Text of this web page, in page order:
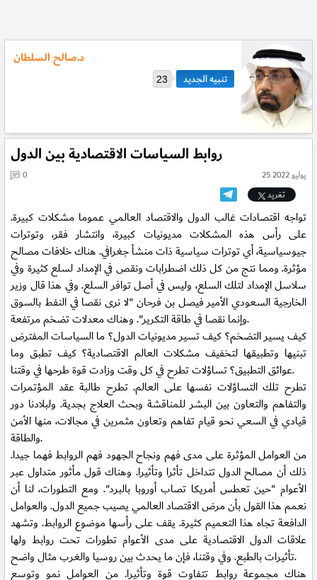
د.صالح السلطان
23
روابط السياسات الاقتصادية بين الدول
25 يوليو 2022
0
تغريد
تواجه اقتصادات غالب الدول والاقتصاد العالمي عموما مشكلات كبيرة.
على رأس هذه المشكلات مديونيات كبيرة، وانتشار فقر، وتوترات
جيوسياسية، أي توترات سياسية ذات منشأ جغرافي. هناك خلافات مصالح
مؤثرة. ومما نتج من كل ذلك اضطرابات ونقص في الإمداد لسلع كثيرة وفي
سلاسل الإمداد لتلك السلع، وليس في أصل توافر السلع. وفي هذا قال وزير
الخارجية السعودي الأمير فيصل بن فرحان "لا نرى نقصا في النفط بالسوق
وإنما نقصا في طاقة التكرير". وهناك معدلات تضخم مرتفعة.
كيف يسير التضخم؟ كيف تسير مديونيات الدول؟ ما السياسات المفترض
تبنيها وتطبيقها لتخفيف مشكلات العالم الاقتصادية؟ كيف تطبق وما
عوائق التطبيق؟ تساؤلات تطرح في كل وقت وزادت قوة طرحها في وقتنا.
تطرح تلك التساؤلات نفسها على العالم. تطرح طالبة عقد المؤتمرات
والتفاهم والتعاون بين البشر للمناقشة وبحث العلاج بجدية. ولبلادنا دور
قيادي في السعي نحو قيام تفاهم وتعاون مثمرين في مجالات، منها الأمن
والطاقة.
من العوامل المؤثرة على مدى فهم ونجاح الجهود فهم الروابط فهما جيدا.
ذلك أن مصالح الدول تتداخل تأثرا وتأثيرا. وهناك قول مأثور متداول عبر
الأعوام "حين تعطس أمريكا تصاب أوروبا بالبرد". ومع التطورات، لنا أن
نعمم هذا القول بأن مرض الاقتصاد العالمي يصيب جميع الدول. والعوامل
الدافعة تجاه هذا التعميم كثيرة. يقف على رأسها موضوع الروابط. وتشهد
علاقات الدول الاقتصادية على مدى الأعوام تطورات تحت روابط ولها
تأثيرات بالطبع. وفي وقتنا، فإن ما يحدث بين روسيا والغرب مثال واضح.
هناك مجموعة روابط تتفاوت قوة وتأثيرا. من العوامل نمو وتوسع